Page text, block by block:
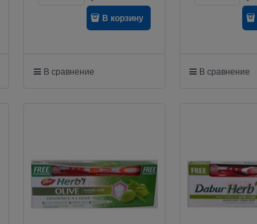
В корзину
В сравнение В сравнение